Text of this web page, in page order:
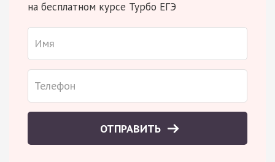
на бесплатном курсе Турбо ЕГЭ
ОТПРАВИТЬ